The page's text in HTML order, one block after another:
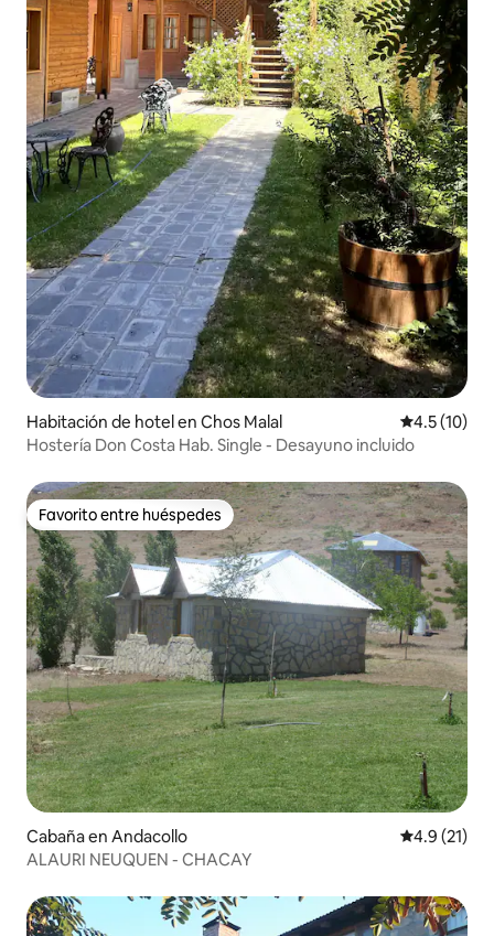
Habitación de hotel en Chos Malal Calificación
4.5 (10)
Hostería Don Costa Hab. Single - Desayuno incluido
Favorito entre huéspedes
Favorito entre huéspedes
Cabaña en Andacollo Calificación
4.9 (21)
ALAURI NEUQUEN - CHACAY